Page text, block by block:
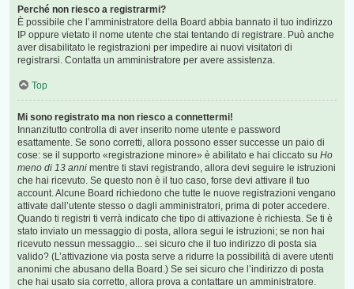
Perché non riesco a registrarmi?
È possibile che l’amministratore della Board abbia bannato il tuo indirizzo
IP oppure vietato il nome utente che stai tentando di registrare. Può anche
aver disabilitato le registrazioni per impedire ai nuovi visitatori di
registrarsi. Contatta un amministratore per avere assistenza.
Top
Mi sono registrato ma non riesco a connettermi!
Innanzitutto controlla di aver inserito nome utente e password
esattamente. Se sono corretti, allora possono esser successe un paio di
cose: se il supporto «registrazione minore» è abilitato e hai cliccato su Ho
meno di 13 anni mentre ti stavi registrando, allora devi seguire le istruzioni
che hai ricevuto. Se questo non è il tuo caso, forse devi attivare il tuo
account. Alcune Board richiedono che tutte le nuove registrazioni vengano
attivate dall’utente stesso o dagli amministratori, prima di poter accedere.
Quando ti registri ti verrà indicato che tipo di attivazione è richiesta. Se ti è
stato inviato un messaggio di posta, allora segui le istruzioni; se non hai
ricevuto nessun messaggio... sei sicuro che il tuo indirizzo di posta sia
valido? (L’attivazione via posta serve a ridurre la possibilità di avere utenti
anonimi che abusano della Board.) Se sei sicuro che l’indirizzo di posta
che hai usato sia corretto, allora prova a contattare un amministratore.